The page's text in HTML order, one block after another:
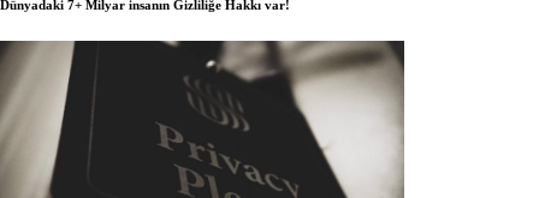
Dünyadaki 7+ Milyar insanın Gizliliğe Hakkı var!